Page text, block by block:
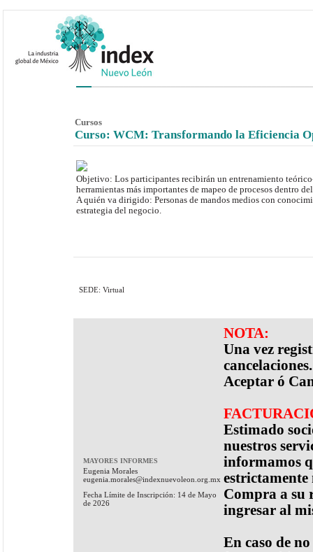
Cursos
Curso: WCM: Transformando la Eficiencia
Objetivo: Los participantes recibirán un entrenamiento
herramientas más importantes de mapeo de procesos dentro
A quién va dirigido: Personas de mandos medios con
estrategia del negocio.
SEDE: Virtual
MAYORES INFORMES
Eugenia Morales
eugenia.morales@indexnuevoleon.org.mx
Fecha Límite de Inscripción: 14 de Mayo
de 2026
NOTA:
Una vez
cancelaciones.
Aceptar ó
Estimado
nuestros
informamos
estrictamente
Compra a su
ingresar al
En caso de